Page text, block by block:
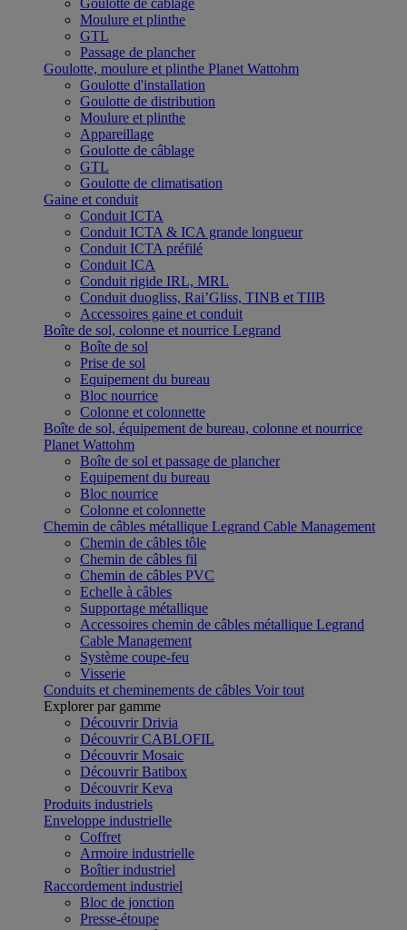
Goulotte de câblage
Moulure et plinthe
GTL
Passage de plancher
Goulotte, moulure et plinthe Planet Wattohm
Goulotte d'installation
Goulotte de distribution
Moulure et plinthe
Appareillage
Goulotte de câblage
GTL
Goulotte de climatisation
Gaine et conduit
Conduit ICTA
Conduit ICTA & ICA grande longueur
Conduit ICTA préfilé
Conduit ICA
Conduit rigide IRL, MRL
Conduit duogliss, Rai’Gliss, TINB et TIIB
Accessoires gaine et conduit
Boîte de sol, colonne et nourrice Legrand
Boîte de sol
Prise de sol
Equipement du bureau
Bloc nourrice
Colonne et colonnette
Boîte de sol, équipement de bureau, colonne et nourrice
Planet Wattohm
Boîte de sol et passage de plancher
Equipement du bureau
Bloc nourrice
Colonne et colonnette
Chemin de câbles métallique Legrand Cable Management
Chemin de câbles tôle
Chemin de câbles fil
Chemin de câbles PVC
Echelle à câbles
Supportage métallique
Accessoires chemin de câbles métallique Legrand
Cable Management
Système coupe-feu
Visserie
Conduits et cheminements de câbles Voir tout
Explorer par gamme
Découvrir Drivia
Découvrir CABLOFIL
Découvrir Mosaic
Découvrir Batibox
Découvrir Keva
Produits industriels
Enveloppe industrielle
Coffret
Armoire industrielle
Boîtier industriel
Raccordement industriel
Bloc de jonction
Presse-étoupe